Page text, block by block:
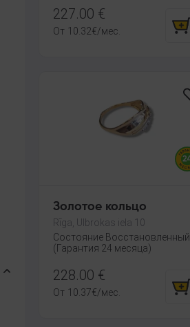
227.00 €
От 10.32€/мес.
Золотое кольцо
Rīga, Ulbrokas iela 10
Состояние Восстановленный
(Гарантия 24 месяца)
228.00 €
От 10.37€/мес.